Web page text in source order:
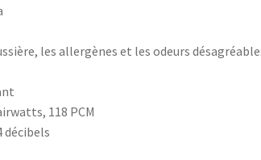
les allergènes et les odeurs
118 PCM
décibels